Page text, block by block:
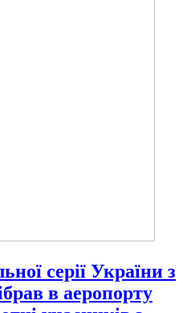
серії України з
в аеропорту